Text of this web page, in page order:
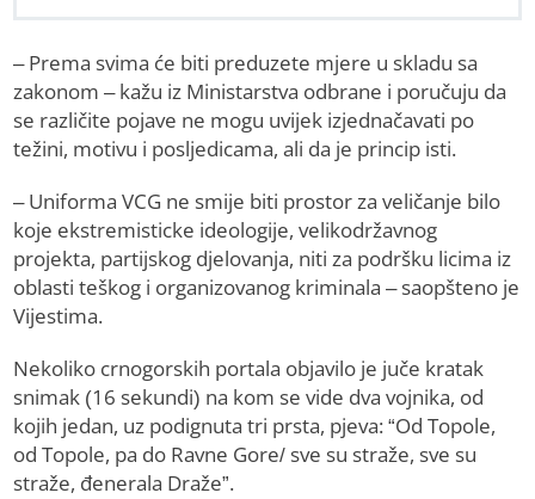
– Prema svima će biti preduzete mjere u skladu sa
zakonom – kažu iz Ministarstva odbrane i poručuju da
se različite pojave ne mogu uvijek izjednačavati po
težini, motivu i posljedicama, ali da je princip isti.
– Uniforma VCG ne smije biti prostor za veličanje bilo
koje ekstremisticke ideologije, velikodržavnog
projekta, partijskog djelovanja, niti za podršku licima iz
oblasti teškog i organizovanog kriminala – saopšteno je
Vijestima.
Nekoliko crnogorskih portala objavilo je juče kratak
snimak (16 sekundi) na kom se vide dva vojnika, od
kojih jedan, uz podignuta tri prsta, pjeva: “Od Topole,
od Topole, pa do Ravne Gore/ sve su straže, sve su
straže, đenerala Draže”.